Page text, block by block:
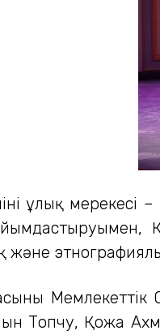
ұлық мерекесі
және
Топчу, Қожа